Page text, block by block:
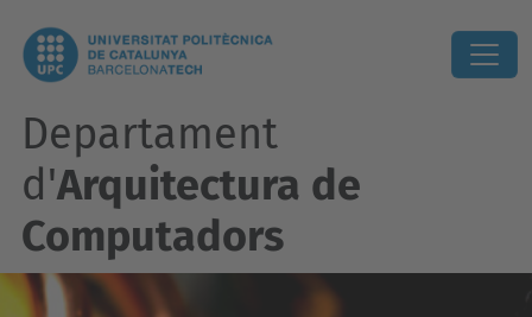
Departament
d'Arquitectura de
Computadors